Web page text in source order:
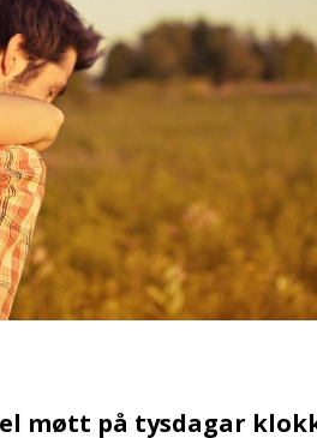
møtt på tysdagar